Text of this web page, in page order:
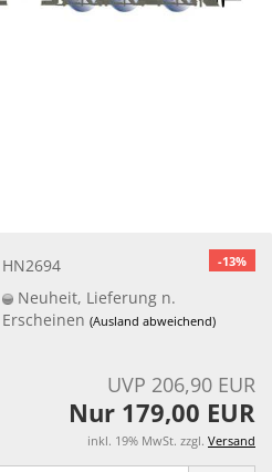
-13%
HN2694
Neuheit, Lieferung n.
Erscheinen(Ausland abweichend)
UVP 206,90 EUR
Nur 179,00 EUR
inkl. 19% MwSt. zzgl. Versand